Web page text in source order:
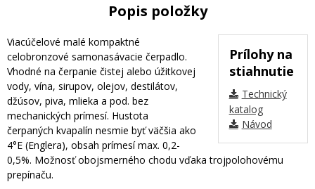
Popis položky
Prílohy na
stiahnutie
Technický
katalog
Návod
Viacúčelové malé kompaktné
celobronzové samonasávacie čerpadlo.
Vhodné na čerpanie čistej alebo úžitkovej
vody, vína, sirupov, olejov, destilátov,
džúsov, piva, mlieka a pod. bez
mechanických prímesí. Hustota
čerpaných kvapalín nesmie byť väčšia ako
4°E (Englera), obsah prímesí max. 0,2-
0,5%. Možnosť obojsmerného chodu vďaka trojpolohovému
prepínaču.